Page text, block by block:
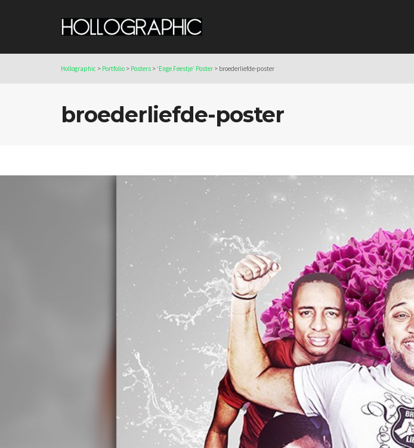
Hollographic > Portfolio > Posters > ‘Enge Feestje’ Poster > broederliefde-poster
broederliefde-poster